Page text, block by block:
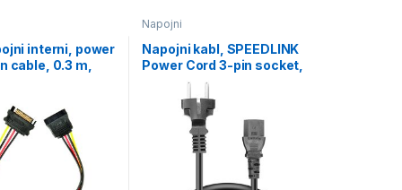
interni, power
cable, 0.3 m,
Napojni
Napojni kabl, SPEEDLINK
Power Cord 3-pin socket,
1,50m, PC-186, SL-
170101-BK